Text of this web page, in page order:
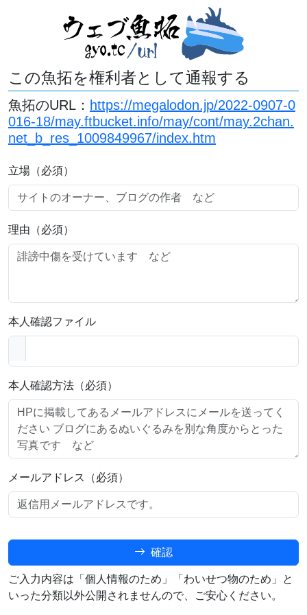
この魚拓を権利者として通報する
魚拓のURL： https://megalodon.jp/2022-0907-0
016-18/may.ftbucket.info/may/cont/may.2chan.
net_b_res_1009849967/index.htm
立場（必須）
理由（必須）
本人確認ファイル
本人確認方法（必須）
メールアドレス（必須）
確認
ご入力内容は「個人情報のため」「わいせつ物のため」と
いった分類以外公開されませんので、ご安心ください。